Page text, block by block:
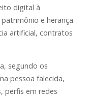
digital à
e herança
artificial, contratos
segundo os
pessoa falecida,
perfis em redes